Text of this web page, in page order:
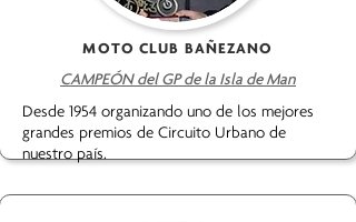
MOTO CLUB BAÑEZANO
CAMPEÓN del GP de la Isla de Man
Desde 1954 organizando uno de los mejores
grandes premios de Circuito Urbano de
nuestro país.